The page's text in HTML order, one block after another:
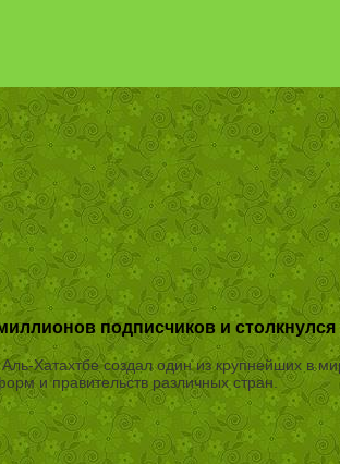
подписчиков и столкнулся
Хатахтбе создал один из крупнейших в
и правительств различных стран.